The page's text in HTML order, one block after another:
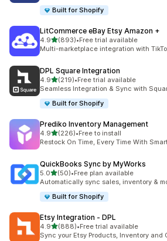
Built for Shopify
LitCommerce eBay Etsy Amazon +
4.9별 5개 중
(893)
총 리뷰 893개
•Free trial available
Multi-marketplace integration with
DPL Square Integration
4.9별 5개 중
(219)
총 리뷰 219개
•Free trial available
Seamless Integration & Sync with
Built for Shopify
Prediko Inventory Management
4.9별 5개 중
(226)
총 리뷰 226개
•Free to install
Restock On Time, Every Time With
QuickBooks Sync by MyWorks
5.0별 5개 중
(50)
총 리뷰 50개
•Free plan available
Automatically sync sales, inventory &
Built for Shopify
Etsy Integration ‑ DPL
4.9별 5개 중
(888)
총 리뷰 888개
•Free trial available
Sync your Etsy Products, Inventory and